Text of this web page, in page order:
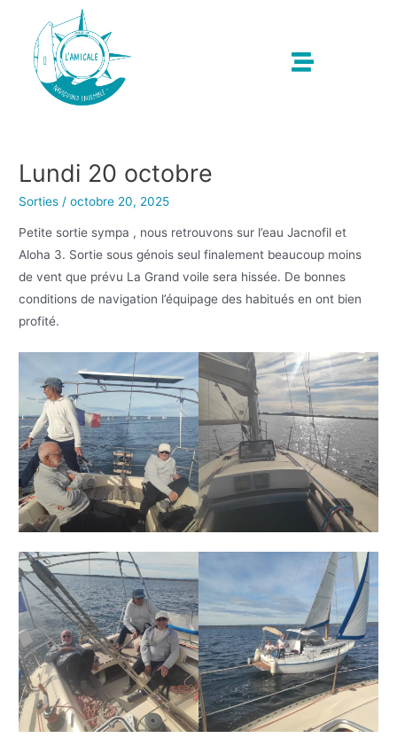
Lundi 20 octobre
Sorties /octobre 20, 2025
Petite sortie sympa , nous retrouvons sur l’eau Jacnofil et
Aloha 3. Sortie sous génois seul finalement beaucoup moins
de vent que prévu La Grand voile sera hissée. De bonnes
conditions de navigation l’équipage des habitués en ont bien
profité.